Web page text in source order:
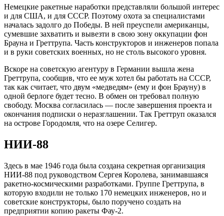
Немецкие ракетные наработки представляли большой интерес
и для США, и для СССР. Поэтому охота за специалистами
началась задолго до Победы. В ней преуспели американцы,
сумевшие захватить и вывезти в свою зону оккупации фон
Брауна и Греттрупа. Часть конструкторов и инженеров попала
и в руки советских военных, но не столь высокого уровня.
Вскоре на советскую агентуру в Германии вышла жена
Греттрупа, сообщив, что ее муж хотел бы работать на СССР,
так как считает, что двум «медведям» (ему и фон Брауну) в
одной берлоге будет тесно. В обмен он требовал полную
свободу. Москва согласилась — после завершения проекта и
окончания подписки о неразглашении. Так Греттруп оказался
на острове Городомля, что на озере Селигер.
НИИ-88
Здесь в мае 1946 года была создана секретная организация
НИИ-88 под руководством Сергея Королева, занимавшаяся
ракетно-космическими разработками. Группе Греттрупа, в
которую входили не только 170 немецких инженеров, но и
советские конструкторы, было поручено создать на
предприятии копию ракеты Фау-2.